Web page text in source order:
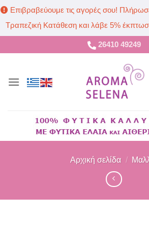
Επιβραβεύουμε τις αγορές σου!
Τραπεζική Κατάθεση και λάβε 5%
στο
26410 49249
Αρχική σελίδα /